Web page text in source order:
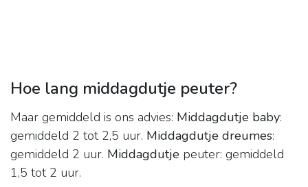
Hoe lang middagdutje peuter?
Maar gemiddeld is ons advies: Middagdutje baby:
gemiddeld 2 tot 2,5 uur. Middagdutje dreumes:
gemiddeld 2 uur. Middagdutje peuter: gemiddeld
1,5 tot 2 uur.